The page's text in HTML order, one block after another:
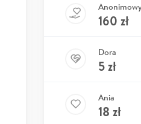
160 zł
Dora
5zł
Ania
18 zł